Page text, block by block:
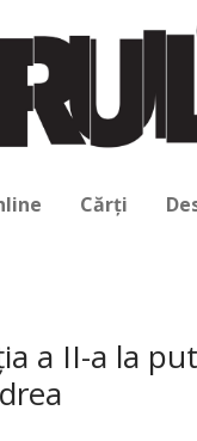
Cărți
a II-a la